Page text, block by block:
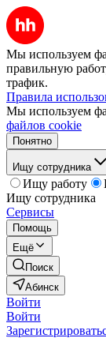
Мы используем
правильную
трафик.
Правила
Мы используем
файлов cookie
Понятно
Ищу сотрудника
Ищу работу
Ищу сотрудника
Сервисы
Помощь
Ещё
Поиск
Абинск
Войти
Войти